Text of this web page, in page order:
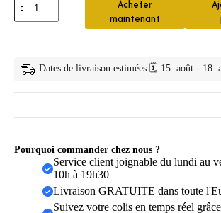
de
Brosse
Nettoyage
Acheter
maintenant
Dates de livraison estimées 🗓️ 15. août - 18.
Pourquoi commander chez nous ?
Service client joignable du lundi au
10h à 19h30
Livraison GRATUITE dans toute
Suivez votre colis en temps réel